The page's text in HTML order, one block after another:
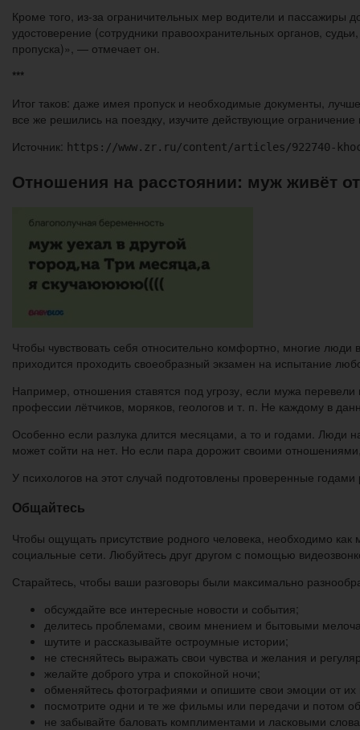
Кроме того, из-за ограничительных мер водители и пассажиры
удостоверение (сотрудники правоохранительных органов,
пропуска)», — отмечает он.
***
Итог таков: даже имея пропуск и необходимые документы,
все же решились на поездку, изучите действующие
Источник: https://www.zr.ru/content/articles/922740-
Отношения на расстоянии: муж живёт
Чтобы чувствовать себя относительно комфортно, многие
приходится проходить своеобразный экзамен на испытание
Например, отношения ставятся под угрозу, если мужа
профессии лётчиков, моряков, геологов и т. п. Не каждому в
Особенно если разлука длится месяцами, а то и годами. Люди
может сойти на нет. Но если пара дорожит своими
У психологов на этот случай подготовлены проверенные
Общайтесь
Чтобы ощущать присутствие родного человека, необходимо
социальные сети. Любуйтесь друг другом с помощью
Старайтесь, чтобы ваши разговоры были максимально
обсуждайте все интересные новости и события;
делитесь проблемами, своим мнением и бытовыми
шутите и рассказывайте остроумные истории;
не стесняйтесь выражать свои чувства и желания и
желайте доброго утра и спокойной ночи;
обменяйтесь фотографиями и опишите свои эмоции от их
посмотрите одни и те же фильмы или передачи и потом
не забывайте баловать комплиментами и ласковыми